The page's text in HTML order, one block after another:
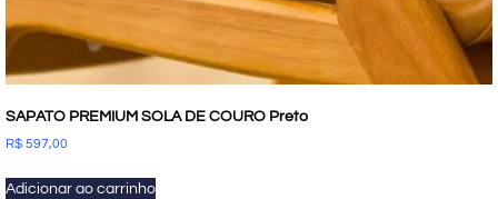
SAPATO PREMIUM SOLA DE COURO Preto
R$ 597,00
Adicionar ao carrinho